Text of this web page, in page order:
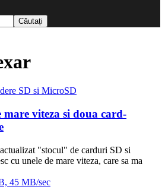
viteza si doua card-
"stocul" de carduri SD si
cu unele de mare viteza, care sa ma